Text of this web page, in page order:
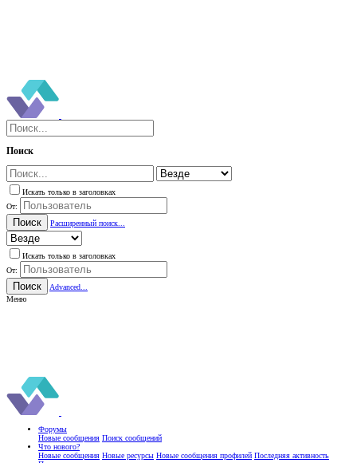
Поиск
Искать только в заголовках
От:
Поиск Расширенный поиск...
Искать только в заголовках
От:
Поиск
Advanced...
Меню
Форумы
Новые сообщения Поиск сообщений
Что нового?
Новые сообщения Новые ресурсы Новые сообщения профилей Последняя активность